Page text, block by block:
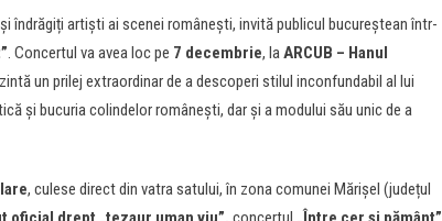
îndrăgiți artiști ai scenei românești, invită publicul bucureștean într-
. Concertul va avea loc pe 7 decembrie, laARCUB – Hanul
un prilej extraordinar de a descoperi stilul inconfundabil al lui
și bucuria colindelor românești, dar și a modului său unic de a
, culese direct din vatra satului, în zona comunei Mărișel (județul